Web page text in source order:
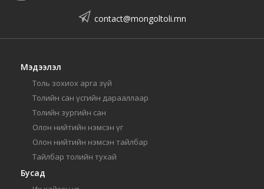
contact@mongoltoli.mn
Мэдээлэл
Толь зохиох арга зүй
Толийн сан үсгийн дарааллаар
Толийн зургийн сан
Олон нийтийн нэмсэн үг
Олон нийтийн нэмсэн тайлбар
Тайлбар толийн тухай
Бусад